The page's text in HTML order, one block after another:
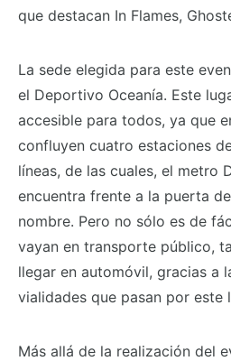
que destacan In Flames,
La sede elegida para este
el Deportivo Oceanía. Este
accesible para todos, ya que
confluyen cuatro estaciones
líneas, de las cuales, el metro
encuentra frente a la puerta
nombre. Pero no sólo es de
vayan en transporte público,
llegar en automóvil, gracias a
vialidades que pasan por este
Más allá de la realización del